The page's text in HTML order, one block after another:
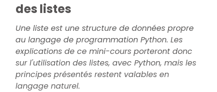
des listes
Une liste est une structure de données propre
au langage de programmation Python. Les
explications de ce mini-cours porteront donc
sur l'utilisation des listes, avec Python, mais les
principes présentés restent valables en
langage naturel.